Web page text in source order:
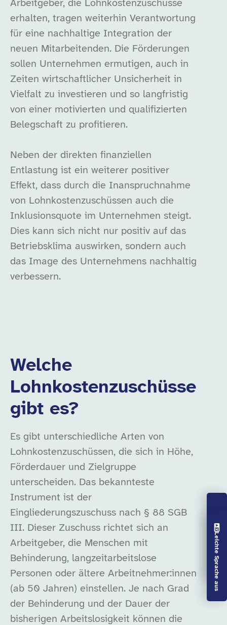
Vorlesen aus
Leichte Sprache aus
Arbeitgeber, die Lohnkostenzuschüsse
erhalten, tragen weiterhin Verantwortung
für eine nachhaltige Integration der
neuen Mitarbeitenden. Die Förderungen
sollen Unternehmen ermutigen, auch in
Zeiten wirtschaftlicher Unsicherheit in
Vielfalt zu investieren und so langfristig
von einer motivierten und qualifizierten
Belegschaft zu profitieren.
Neben der direkten finanziellen
Entlastung ist ein weiterer positiver
Effekt, dass durch die Inanspruchnahme
von Lohnkostenzuschüssen auch die
Inklusionsquote im Unternehmen steigt.
Dies kann sich nicht nur positiv auf das
Betriebsklima auswirken, sondern auch
das Image des Unternehmens nachhaltig
verbessern.
Welche
Lohnkostenzuschüsse
gibt es?
Es gibt unterschiedliche Arten von
Lohnkostenzuschüssen, die sich in Höhe,
Förderdauer und Zielgruppe
unterscheiden. Das bekannteste
Instrument ist der
Eingliederungszuschuss nach § 88 SGB
III. Dieser Zuschuss richtet sich an
Arbeitgeber, die Menschen mit
Behinderung, langzeitarbeitslose
Personen oder ältere Arbeitnehmer:innen
(ab 50 Jahren) einstellen. Je nach Grad
der Behinderung und der Dauer der
bisherigen Arbeitslosigkeit können die